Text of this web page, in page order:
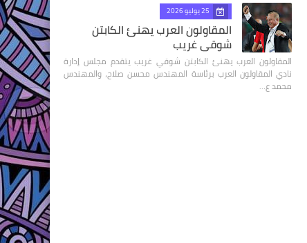
25 يوليو 2026
المقاولون العرب يهنئ الكابتن
شوقي غريب
المقاولون العرب يهنئ الكابتن شوقي غريب يتقدم مجلس إدارة
نادي المقاولون العرب برئاسة المهندس محسن صلاح، والمهندس
محمد ع…